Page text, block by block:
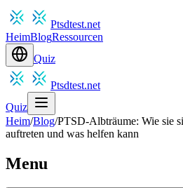
Ptsdtest.net
HeimBlogRessourcen
Quiz
Ptsdtest.net
Quiz
Heim/Blog/PTSD-Albträume: Wie sie
auftreten und was helfen kann
Menu